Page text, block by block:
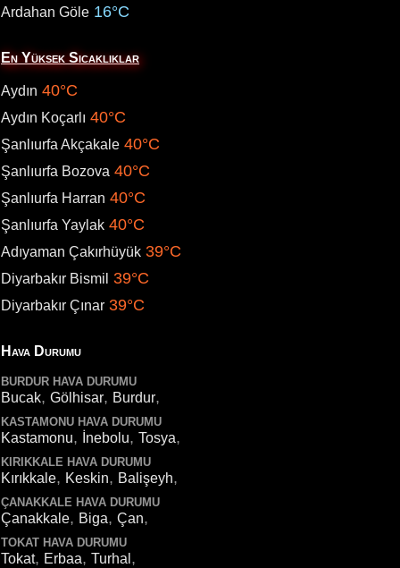
Ardahan Göle 16°C
En Yüksek Sıcaklıklar
Aydın 40°C
Aydın Koçarlı 40°C
Şanlıurfa Akçakale 40°C
Şanlıurfa Bozova 40°C
Şanlıurfa Harran 40°C
Şanlıurfa Yaylak 40°C
Adıyaman Çakırhüyük 39°C
Diyarbakır Bismil 39°C
Diyarbakır Çınar 39°C
Hava Durumu
BURDUR HAVA DURUMU
Bucak, Gölhisar, Burdur,
KASTAMONU HAVA DURUMU
Kastamonu, İnebolu, Tosya,
KIRIKKALE HAVA DURUMU
Kırıkkale, Keskin, Balişeyh,
ÇANAKKALE HAVA DURUMU
Çanakkale, Biga, Çan,
TOKAT HAVA DURUMU
Tokat, Erbaa, Turhal ,